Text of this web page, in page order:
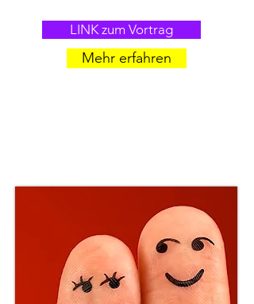
LINK zum Vortrag
Mehr erfahren